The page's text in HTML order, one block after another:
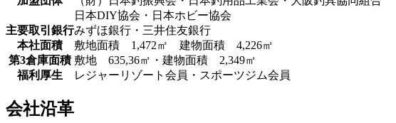
日本DIY協会・日本ホビー協会
主要取引銀行みずほ銀行・三井住友銀行
本社面積
敷地面積 1,472㎡ 建物面積 4,226㎡
第3倉庫面積 敷地 635,36㎡・建物面積 2,349㎡
福利厚生
レジャーリゾート会員・スポーツジム会員
会社沿革